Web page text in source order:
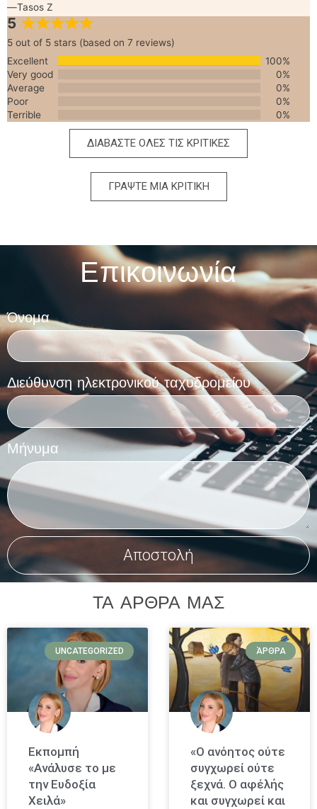
Tasos Z
5
5 out of 5 stars (based on 7 reviews)
Excellent
100%
Very good
0%
Average
0%
Poor
0%
Terrible
0%
ΔΙΑΒΑΣΤΕ ΟΛΕΣ ΤΙΣ ΚΡΙΤΙΚΕΣ
ΓΡΑΨΤΕ ΜΙΑ ΚΡΙΤΙΚΗ
Επικοινωνία
Όνομα
Διεύθυνση ηλεκτρονικού ταχυδρομείου
Μήνυμα
Αποστολή
ΤΑ ΑΡΘΡΑ ΜΑΣ
UNCATEGORIZED
Εκπομπή
«Ανάλυσε το με
την Ευδοξία
Χειλά»
ΆΡΘΡΑ
«Ο ανόητος ούτε
συγχωρεί ούτε
ξεχνά. Ο αφέλής
και συγχωρεί και